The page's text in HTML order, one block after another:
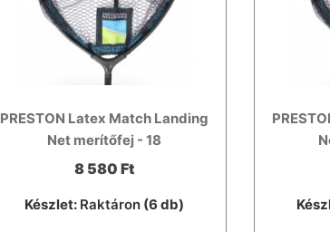
PRESTON Latex Match Landing
Net merítőfej - 18
8 580 Ft
Készlet: Raktáron(6 db)